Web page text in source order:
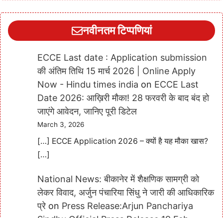
नवीनतम टिप्पणियां
ECCE Last date : Application submission
की अंतिम तिथि 15 मार्च 2026 | Online Apply
Now - Hindu times india on ECCE Last
Date 2026: आख़िरी मौका! 28 फरवरी के बाद बंद हो
जाएंगे आवेदन, जानिए पूरी डिटेल
March 3, 2026
[…] ECCE Application 2026 – क्यों है यह मौका खास?
[…]
National News: बीकानेर में शैक्षणिक सामग्री को
लेकर विवाद, अर्जुन पंचारिया सिंधु ने जारी की आधिकारिक
प्रेon Press Release:Arjun Panchariya